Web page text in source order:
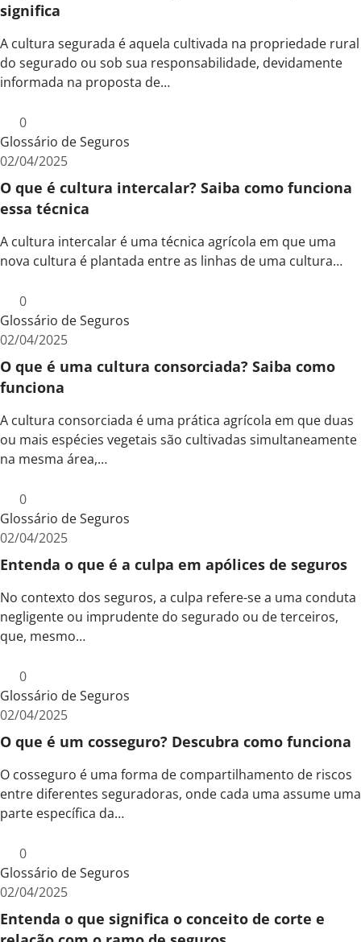
significa
A cultura segurada é aquela cultivada na propriedade rural
do segurado ou sob sua responsabilidade, devidamente
informada na proposta de…
0
Glossário de Seguros
02/04/2025
O que é cultura intercalar? Saiba como funciona
essa técnica
A cultura intercalar é uma técnica agrícola em que uma
nova cultura é plantada entre as linhas de uma cultura…
0
Glossário de Seguros
02/04/2025
O que é uma cultura consorciada? Saiba como
funciona
A cultura consorciada é uma prática agrícola em que duas
ou mais espécies vegetais são cultivadas simultaneamente
na mesma área,…
0
Glossário de Seguros
02/04/2025
Entenda o que é a culpa em apólices de seguros
No contexto dos seguros, a culpa refere-se a uma conduta
negligente ou imprudente do segurado ou de terceiros,
que, mesmo…
0
Glossário de Seguros
02/04/2025
O que é um cosseguro? Descubra como funciona
O cosseguro é uma forma de compartilhamento de riscos
entre diferentes seguradoras, onde cada uma assume uma
parte específica da…
0
Glossário de Seguros
02/04/2025
Entenda o que significa o conceito de corte e